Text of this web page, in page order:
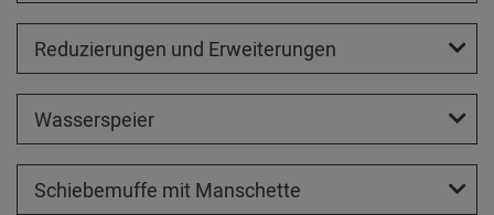
Reduzierungen und Erweiterungen
Wasserspeier
Schiebemuffe mit Manschette